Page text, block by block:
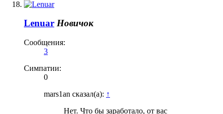
Lenuar Новичок
Сообщения:
3
Симпатии:
0
mars1an сказал(а): ↑
Нет. Что бы заработало, от вас